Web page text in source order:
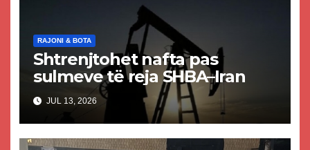
RAJONI & BOTA
Shtrenjtohet nafta pas
sulmeve të reja SHBA–Iran
JUL 13, 2026